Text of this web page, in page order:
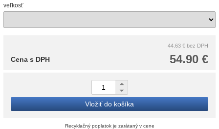
veľkosť
44.63 € bez DPH
54.90 €
Cena s DPH
Vložiť do košíka
Recyklačný poplatok je zarátaný v cene